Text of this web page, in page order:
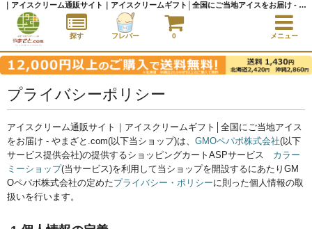
プライバシーポリシー
アイスクリーム通販サイト｜アイスクリームギフト│全国にご当地アイス
をお届け - やまざと.com(以下当ショップ)は、 GMOペパボ株式会社(以下
サービス提供会社)の提供するショッピングカートASPサービス カラー
ミーショップ(当サービス)を利用して当ショップを開設するにあたりGM
Oペパボ株式会社の定めたプライバシー・ポリシーに則った個人情報の取
扱いを行います。
｜アイスクリーム通販サイト｜アイスクリームギフト│全国にご当地アイスをお届け - やまざと.com
探す フレバー 0 メニュー